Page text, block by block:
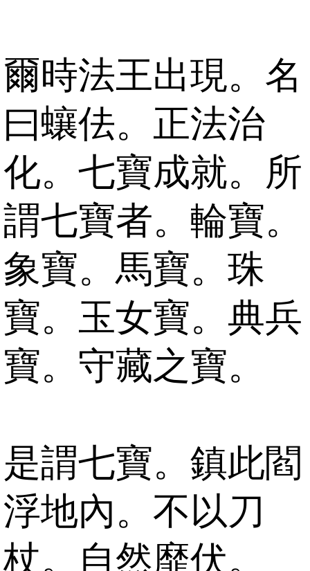
爾時法王出現。名
曰蠰佉。正法治
化。七寶成就。所
謂七寶者。輪寶。
象寶。馬寶。珠
寶。玉女寶。典兵
寶。守藏之寶。
是謂七寶。鎮此閻
浮地內。不以刀
杖。自然靡伏。